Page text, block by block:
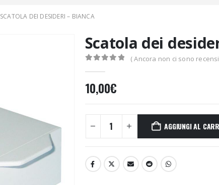
SCATOLA DEI DESIDERI – BIANCA
Scatola dei
( Ancora non ci sono
10,00€
AGGIUNGI AL